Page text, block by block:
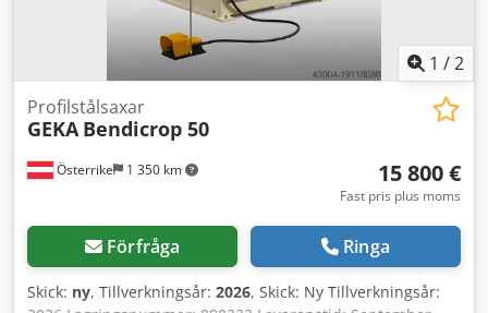
1 /2
Österrike 1 350 km
Profilstålsaxar
GEKA Bendicrop 50
15 800 €
Fast pris plus moms
Förfråga Ringa
Skick: ny, Tillverkningsår: 2026, Skick: Ny Tillverkningsår: